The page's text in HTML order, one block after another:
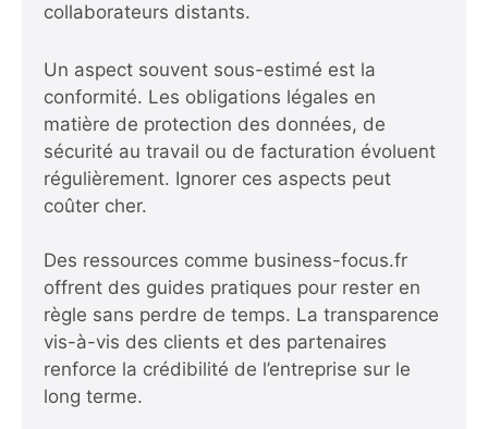
collaborateurs distants.
Un aspect souvent sous-estimé est la
conformité. Les obligations légales en
matière de protection des données, de
sécurité au travail ou de facturation évoluent
régulièrement. Ignorer ces aspects peut
coûter cher.
Des ressources comme business-focus.fr
offrent des guides pratiques pour rester en
règle sans perdre de temps. La transparence
vis-à-vis des clients et des partenaires
renforce la crédibilité de l’entreprise sur le
long terme.